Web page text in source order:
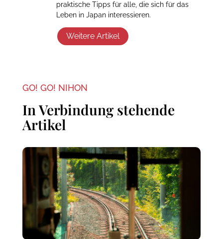
praktische Tipps für alle, die sich für das
Leben in Japan interessieren.
Weitere Artikel
GO! GO! NIHON
In Verbindung stehende
Artikel